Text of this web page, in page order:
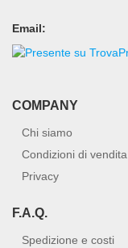
Email:
COMPANY
Chi siamo
Condizioni di vendita
Privacy
F.A.Q.
Spedizione e costi